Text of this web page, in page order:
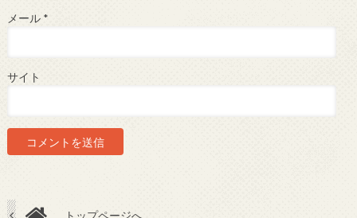
メール *
サイト